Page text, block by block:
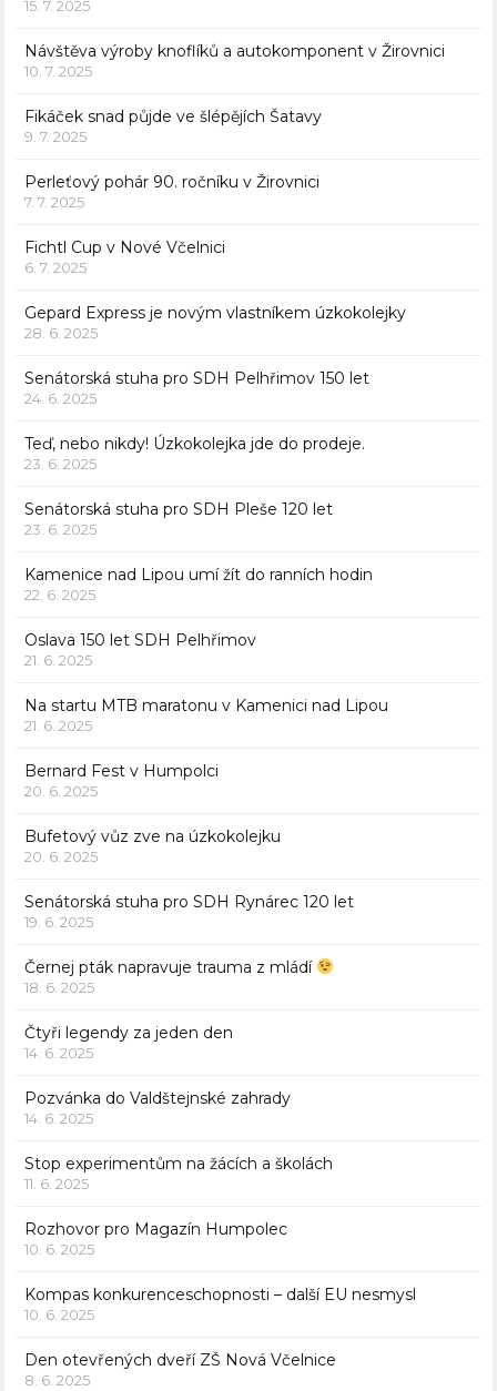
15. 7. 2025
Návštěva výroby knoflíků a autokomponent v Žirovnici
10. 7. 2025
Fikáček snad půjde ve šlépějích Šatavy
9. 7. 2025
Perleťový pohár 90. ročníku v Žirovnici
7. 7. 2025
Fichtl Cup v Nové Včelnici
6. 7. 2025
Gepard Express je novým vlastníkem úzkokolejky
28. 6. 2025
Senátorská stuha pro SDH Pelhřimov 150 let
24. 6. 2025
Teď, nebo nikdy! Úzkokolejka jde do prodeje.
23. 6. 2025
Senátorská stuha pro SDH Pleše 120 let
23. 6. 2025
Kamenice nad Lipou umí žít do ranních hodin
22. 6. 2025
Oslava 150 let SDH Pelhřimov
21. 6. 2025
Na startu MTB maratonu v Kamenici nad Lipou
21. 6. 2025
Bernard Fest v Humpolci
20. 6. 2025
Bufetový vůz zve na úzkokolejku
20. 6. 2025
Senátorská stuha pro SDH Rynárec 120 let
19. 6. 2025
Černej pták napravuje trauma z mládí
18. 6. 2025
Čtyři legendy za jeden den
14. 6. 2025
Pozvánka do Valdštejnské zahrady
14. 6. 2025
Stop experimentům na žácích a školách
11. 6. 2025
Rozhovor pro Magazín Humpolec
10. 6. 2025
Kompas konkurenceschopnosti – další EU nesmysl
10. 6. 2025
Den otevřených dveří ZŠ Nová Včelnice
8. 6. 2025